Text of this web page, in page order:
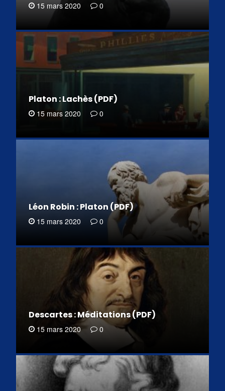
15 mars 2020 0
Platon : Lachès (PDF)
15 mars 2020 0
Léon Robin : Platon (PDF)
15 mars 2020 0
Descartes : Méditations (PDF)
15 mars 2020 0